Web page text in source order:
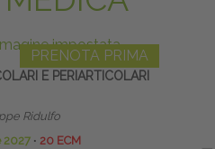
PRENOTA PRIMA
E PERIARTICOLARI
Ridulfo
2027 ∙ 20 ECM